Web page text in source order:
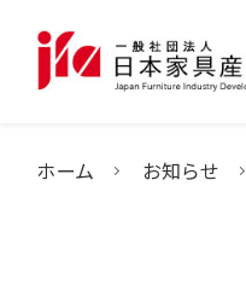
ホーム お知らせ